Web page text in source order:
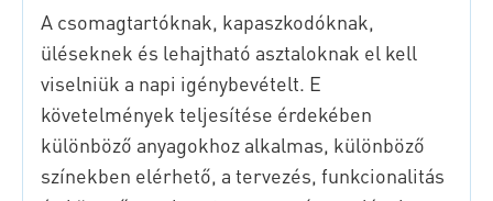
A csomagtartóknak, kapaszkodóknak,
üléseknek és lehajtható asztaloknak el kell
viselniük a napi igénybevételt. E
követelmények teljesítése érdekében
különböző anyagokhoz alkalmas, különböző
színekben elérhető, a tervezés, funkcionalitás